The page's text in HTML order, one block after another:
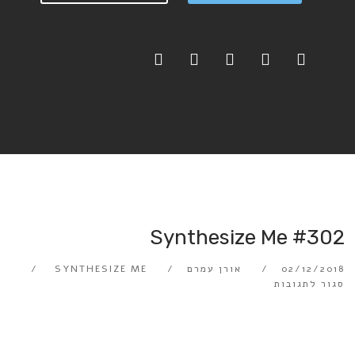
Synthesize Me #302
02/12/2018 אורן עמרם
SYNTHESIZE ME
סגור לתגובות